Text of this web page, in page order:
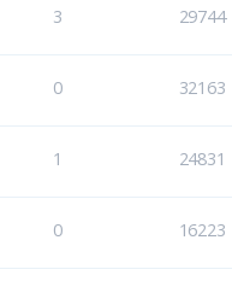
3 29744
0 32163
1 24831
0 16223